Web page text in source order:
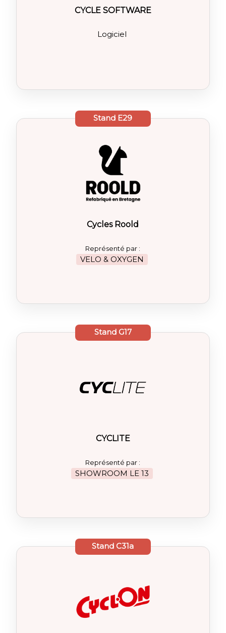
CYCLE SOFTWARE
Logiciel
Stand E29
Cycles Roold
Représenté par :
VELO & OXYGEN
StandG17
CYCLITE
Représenté par :
SHOWROOM LE 13
Stand C31a